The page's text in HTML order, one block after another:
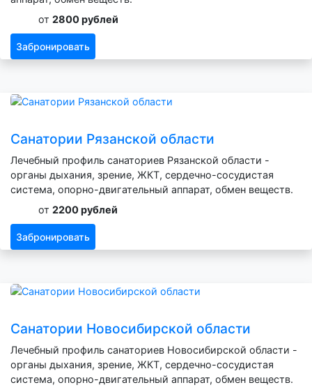
от 2800 рублей
Забронировать
Санатории Рязанской области
Лечебный профиль санаториев Рязанской области -
органы дыхания, зрение, ЖКТ, сердечно-сосудистая
система, опорно-двигательный аппарат, обмен веществ.
от 2200 рублей
Забронировать
Санатории Новосибирской области
Лечебный профиль санаториев Новосибирской области -
органы дыхания, зрение, ЖКТ, сердечно-сосудистая
система, опорно-двигательный аппарат, обмен веществ.